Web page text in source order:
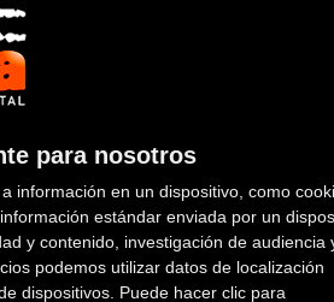
para nosotros
información en un dispositivo, como
estándar enviada por un
y contenido, investigación de audiencia
podemos utilizar datos de localización
dispositivos. Puede hacer clic para
después del entrenamiento, gracias
los usuarios podrán
incluyendo un desglose de los
todo el día.La funciónFind My
en el teléfono cuando está dentro